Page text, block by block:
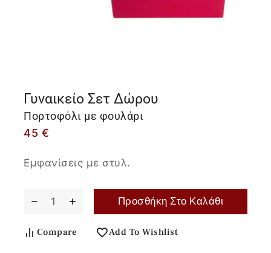
Γυναικείο Σετ Δώρου
Πορτοφόλι με φουλάρι
45 €
Εμφανίσεις με στυλ.
Προσθήκη Στο Καλάθι
Compare Add To Wishlist